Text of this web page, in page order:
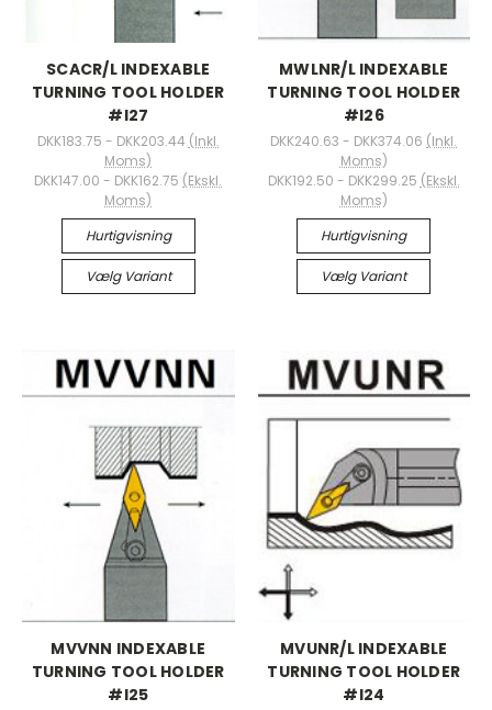
SCACR/L INDEXABLE
TURNING TOOL HOLDER
#I27
DKK183.75 - DKK203.44 (Inkl.
Moms)
DKK147.00 - DKK162.75 (Ekskl.
Moms)
Hurtigvisning
Vælg Variant
MWLNR/L INDEXABLE
TURNING TOOL HOLDER
#I26
DKK240.63 - DKK374.06 (Inkl.
Moms)
DKK192.50 - DKK299.25 (Ekskl.
Moms)
Hurtigvisning
Vælg Variant
MVVNN INDEXABLE
TURNING TOOL HOLDER
#I25
MVUNR/L INDEXABLE
TURNING TOOL HOLDER
#I24